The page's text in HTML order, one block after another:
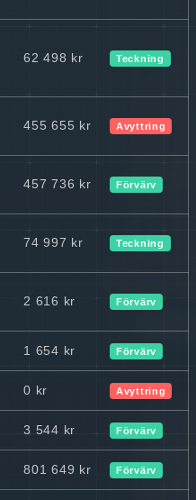
62 498 kr Teckning
455 655 kr Avyttring
457 736 kr Förvärv
74 997 kr Teckning
2 616 kr Förvärv
1 654 kr Förvärv
0 kr Avyttring
3 544 kr Förvärv
801 649 kr Förvärv